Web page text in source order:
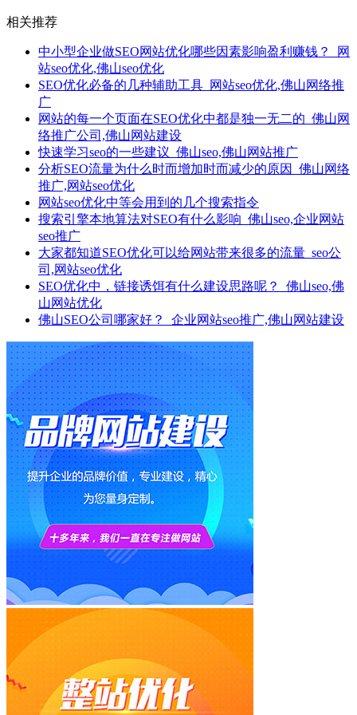
相关推荐
中小型企业做SEO网站优化哪些因素影响盈利赚钱？_网
站seo优化,佛山seo优化
SEO优化必备的几种辅助工具_网站seo优化,佛山网络推
广
网站的每一个页面在SEO优化中都是独一无二的_佛山网
络推广公司,佛山网站建设
快速学习seo的一些建议_佛山seo,佛山网站推广
分析SEO流量为什么时而增加时而减少的原因_佛山网络
推广,网站seo优化
网站seo优化中等会用到的几个搜索指令
搜索引擎本地算法对SEO有什么影响_佛山seo,企业网站
seo推广
大家都知道SEO优化可以给网站带来很多的流量_seo公
司,网站seo优化
SEO优化中，链接诱饵有什么建设思路呢？_佛山seo,佛
山网站优化
佛山SEO公司哪家好？_企业网站seo推广,佛山网站建设